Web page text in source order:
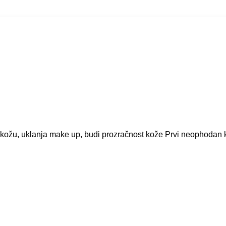
uklanja make up, budi prozračnost kože Prvi neophodan